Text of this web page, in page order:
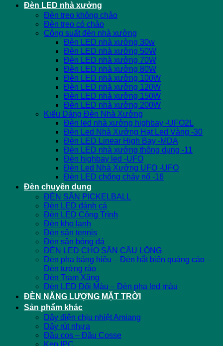
Đèn LED nhà xưởng
Đèn treo không chảo
Đèn treo có chảo
Công suất đèn nhà xưởng
Đèn LED nhà xưởng 30w
Đèn LED nhà xưởng 50W
Đèn LED nhà xưởng 70W
Đèn LED nhà xưởng 80W
Đèn LED nhà xưởng 100W
Đèn LED nhà xưởng 120W
Đèn LED nhà xưởng 150W
Đèn LED nhà xưởng 200W
Kiểu Dáng Đèn Nhà Xưởng
Đèn led nhà xưởng highbay -UFO2L
Đèn Led Nhà Xưởng Hạt Led Vàng -30
Đèn LED Linear High Bay -MDA
Đèn LED nhà xưởng thông dụng -11
Đèn highbay led -UFO
Đèn Led Nhà Xưởng UFO -UFO
Đèn LED chống cháy nổ -16
Đèn chuyên dụng
ĐÈN SÂN PICKELBALL
Đèn LED đánh cá
Đèn LED Công Trình
Đèn kho lạnh
Đèn sân tennis
Đèn sân bóng đá
ĐÈN LED CHO SÂN CẦU LÔNG
Đèn pha bảng hiệu – Đèn hắt biển quảng cáo –
Đèn tường rào
Đèn Trạm Xăng
Đèn LED Đổi Màu – Đèn pha led màu
ĐÈN NĂNG LƯỢNG MẶT TRỜI
Sản phẩm khác
Dây điện chịu nhiệt Amiang
Dây rút nhựa
Đầu cos – Đầu Cosse
Kẹp IPC